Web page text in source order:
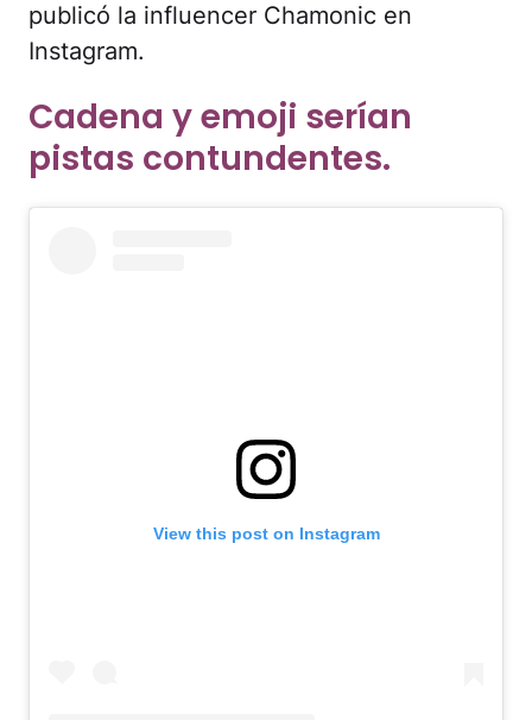
publicó la influencer Chamonic en
Instagram.
Cadena y emoji serían
pistas contundentes.
View this post on Instagram